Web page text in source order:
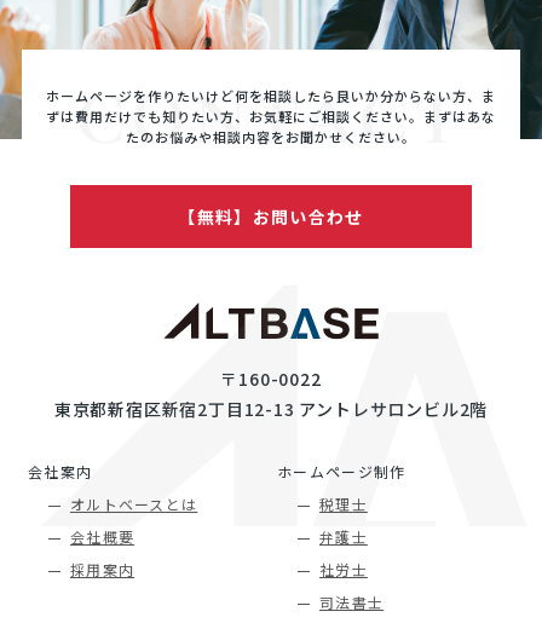
CONTACT
ホームページを作りたいけど何を相談したら良いか分からない方、ま
ずは費用だけでも知りたい方、 お気軽にご相談ください。まずはあな
たのお悩みや相談内容をお聞かせください。
【無料】お問い合わせ
〒160-0022
東京都新宿区新宿2丁目12-13 アントレサロンビル2階
会社案内
オルトベースとは
会社概要
採用案内
ホームページ制作
税理士
弁護士
社労士
司法書士